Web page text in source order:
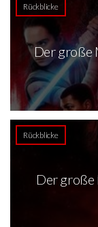
Rückblicke
Der große
Rückblicke
Der große